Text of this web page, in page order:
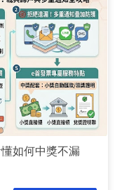
如何中獎不漏